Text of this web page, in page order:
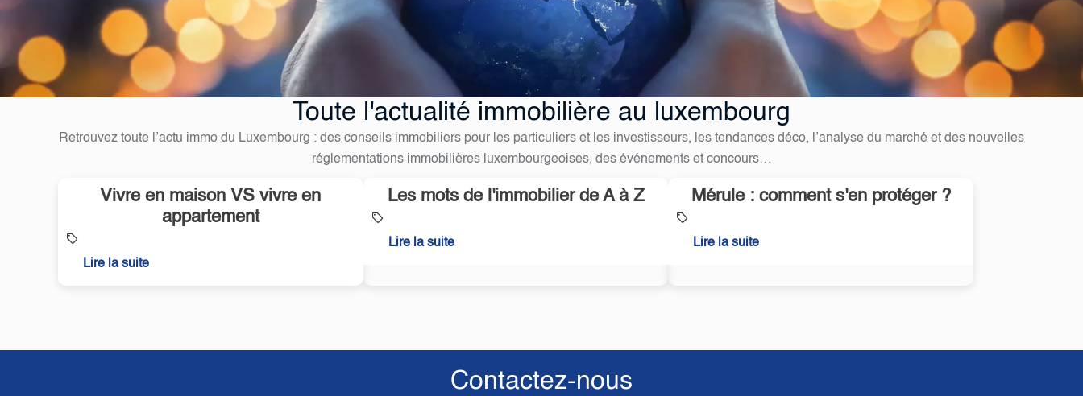
Toute l'actualité immobilière au luxembourg
Retrouvez toute l’actu immo du Luxembourg : des conseils immobiliers pour les particuliers et les investisseurs, les tendances déco, l’analyse du marché et des nouvelles
réglementations immobilières luxembourgeoises, des événements et concours…
Vivre en maison VS vivre en
appartement
Lire la suite
Les mots de l'immobilier de A à Z
Lire la suite
Mérule : comment s'en protéger ?
Lire la suite
Contactez-nous